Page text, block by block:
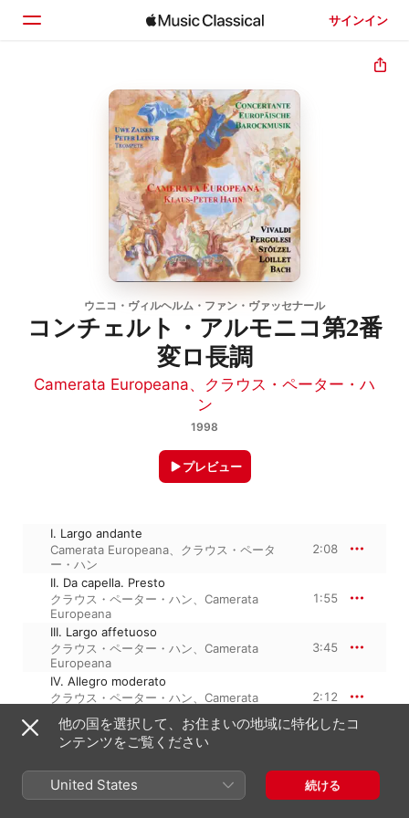
サインイン
見つける
ウニコ・ヴィルヘルム・ファン・ヴァッセナール
コンチェルト・アルモニコ第2番
変ロ長調
Camerata Europeana、 クラウス・ペーター・ハ
ン
1998
プレビュー
I. Largo andante
Camerata Europeana
クラウス・ペータ
ー・ハン
2:08
II. Da capella. Presto
クラウス・ペーター・ハン
Camerata
Europeana
1:55
III. Largo affetuoso
クラウス・ペーター・ハン
Camerata
Europeana
3:45
IV. Allegro moderato
クラウス・ペーター・ハン
Camerata
2:12
1998年1月1日
4トラック、10分
℗ 1998 Rudolf Bayer
他の国を選択して、お住まいの地域に特化したコ
ンテンツをご覧ください
United States 続ける